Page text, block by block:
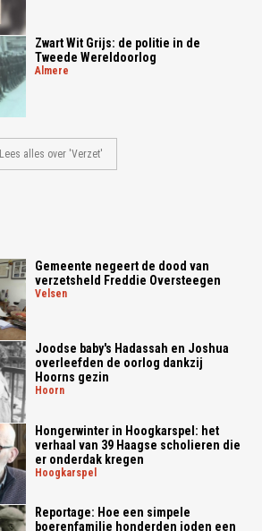
Zwart Wit Grijs: de politie in de
Tweede Wereldoorlog
almere
Lees alles over 'Verzet'
Gemeente negeert de dood van
verzetsheld Freddie Oversteegen
velsen
Joodse baby's Hadassah en Joshua
overleefden de oorlog dankzij
Hoorns gezin
hoorn
Hongerwinter in Hoogkarspel: het
verhaal van 39 Haagse scholieren die
er onderdak kregen
hoogkarspel
Reportage: Hoe een simpele
boerenfamilie honderden joden een